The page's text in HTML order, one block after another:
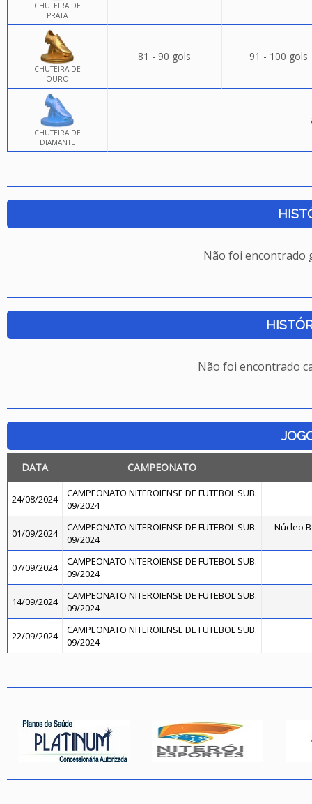
CHUTEIRA DE
PRATA
CHUTEIRA DE
OURO
81 - 90 gols 91 - 100 gols
CHUTEIRA DE
DIAMANTE
Não foi encontrado
Não foi encontrado
DATA CAMPEONATO
24/08/2024
CAMPEONATO NITEROIENSE DE FUTEBOL SUB.
09/2024
01/09/2024
CAMPEONATO NITEROIENSE DE FUTEBOL SUB.
09/2024
Núcleo
07/09/2024
CAMPEONATO NITEROIENSE DE FUTEBOL SUB.
09/2024
14/09/2024
CAMPEONATO NITEROIENSE DE FUTEBOL SUB.
09/2024
22/09/2024
CAMPEONATO NITEROIENSE DE FUTEBOL SUB.
09/2024